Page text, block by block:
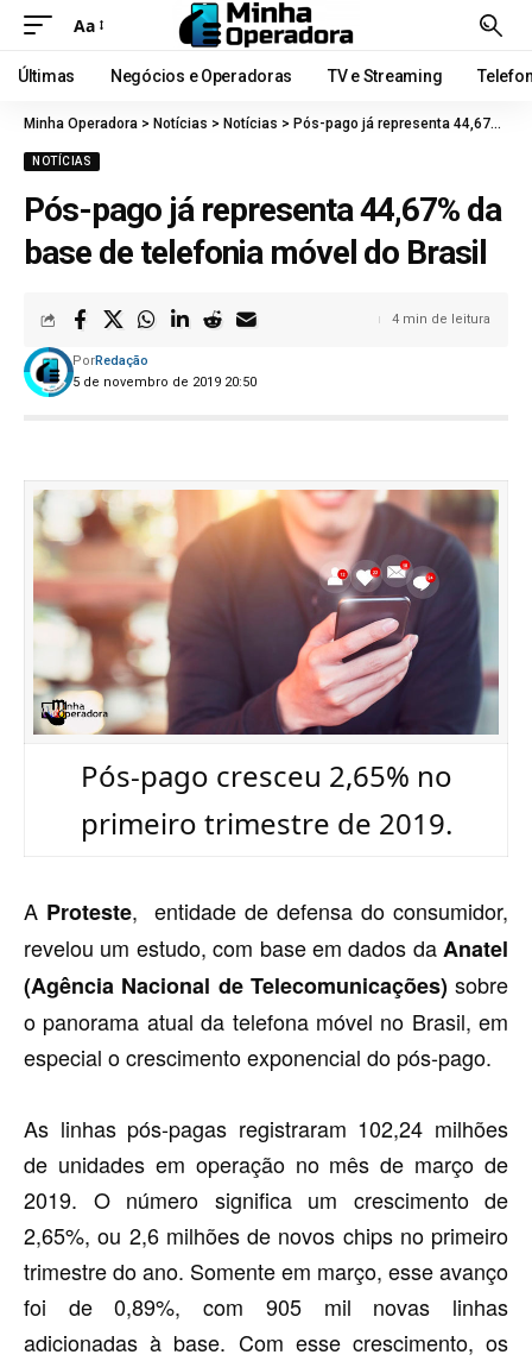
Aa
Últimas Negócios e Operadoras TV e Streaming
Minha Operadora > Notícias > Notícias > Pós-pago já representa 44,67% da base de telefonia móvel do Brasil
NOTÍCIAS
Pós-pago já representa 44,67% da
base de telefonia móvel do Brasil
5 de novembro de 2019 20:50
PorRedação
4 min de leitura
Pós-pago cresceu 2,65% no
primeiro trimestre de 2019.
A Proteste, entidade de defensa do consumidor,
revelou um estudo, com base em dados daAnatel
(Agência Nacional de Telecomunicações)sobre
o panorama atual da telefona móvel no Brasil, em
especial o crescimento exponencial do pós-pago.
As linhas pós-pagas registraram 102,24 milhões
de unidades em operação no mês de março de
2019. O número significa um crescimento de
2,65%, ou 2,6 milhões de novos chips no primeiro
trimestre do ano. Somente em março, esse avanço
foi de 0,89%, com 905 mil novas linhas
adicionadas à base. Com esse crescimento, os